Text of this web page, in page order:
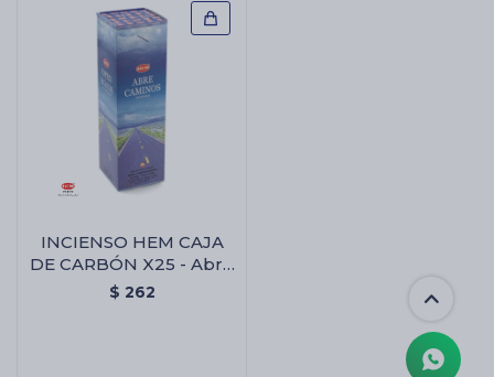
INCIENSO HEM CAJA
DE CARBÓN X25 - Abre
Camino
$ 262